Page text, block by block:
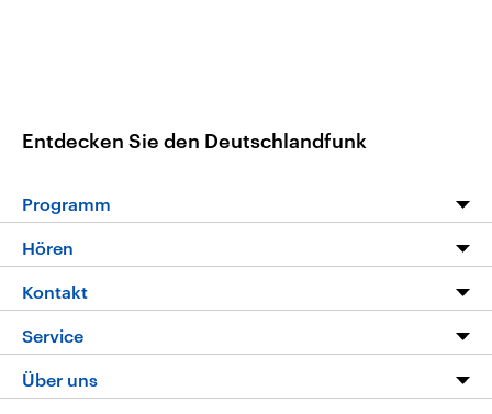
Entdecken Sie den Deutschlandfunk
Programm
Programm
Die Nachrichten
Nachrichtenleicht
Neue Beiträge auf dlf.de
Hören
Livestream
Podcasts
Deutschlandfunk App
Kontakt
Hörerservice
Service
FAQ
Über uns